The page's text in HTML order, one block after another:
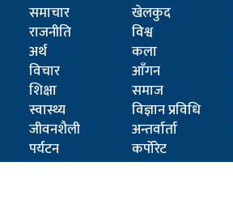
समाचार
राजनीति
अर्थ
विचार
शिक्षा
स्वास्थ्य
जीवनशैली
पर्यटन
खेलकुद
विश्व
कला
आँगन
समाज
विज्ञान प्रविधि
अन्तर्वार्ता
कर्पोरेट